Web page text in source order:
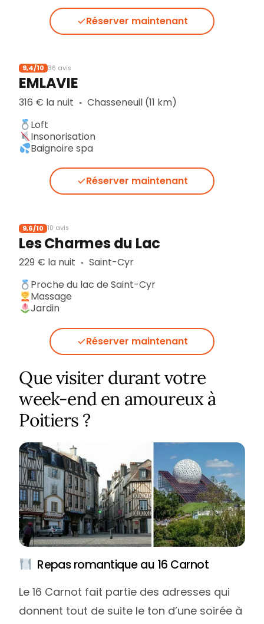
Réserver maintenant
9,4/10 36 avis
EMLAVIE
316 € la nuit ▪︎ Chasseneuil (11 km)
Loft
Insonorisation
Baignoire spa
Réserver maintenant
9,6/10 10 avis
Les Charmes du Lac
229 € la nuit ▪︎ Saint-Cyr
Proche du lac de Saint-Cyr
Massage
Jardin
Réserver maintenant
Que visiter durant votre
week-end en amoureux à
Poitiers ?
Repas romantique au 16 Carnot
Le 16 Carnot fait partie des adresses qui
donnent tout de suite le ton d’une soirée à